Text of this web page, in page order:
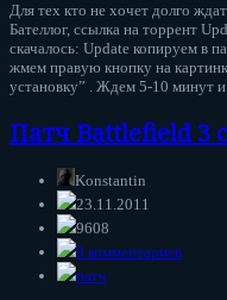
Для тех кто не хочет долго
Бателлог, ссылка на торрент
скачалось: Update копируем в
жмем правую кнопку на
установку” . Ждем 5-10 минут и
Патч Battlefield 3
Konstantin
23.11.2011
9608
9 комментариев
патч